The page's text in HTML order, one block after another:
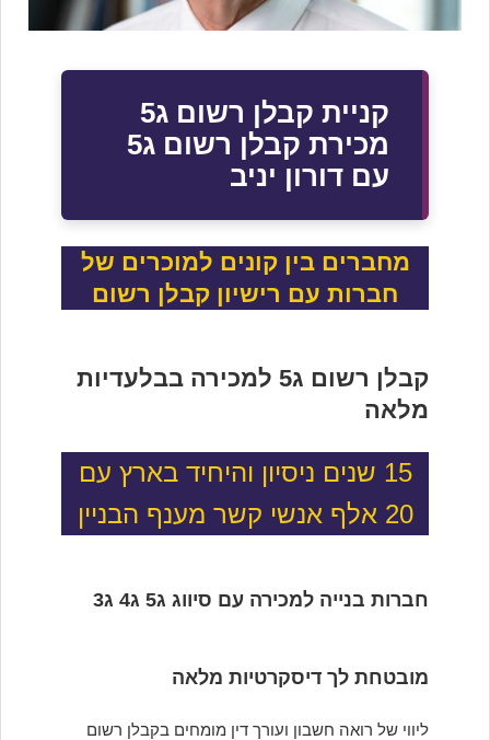
קניית קבלן רשום ג5
מכירת קבלן רשום ג5
עם דורון יניב
מחברים בין קונים למוכרים של
חברות עם רישיון קבלן רשום
קבלן רשום ג5 למכירה בבלעדיות
מלאה
15 שנים ניסיון והיחיד בארץ עם
20 אלף אנשי קשר מענף הבניין
חברות בנייה למכירה עם סיווג ג5 ג4 ג3
מובטחת לך דיסקרטיות מלאה
ליווי של רואה חשבון ועורך דין מומחים בקבלן רשום